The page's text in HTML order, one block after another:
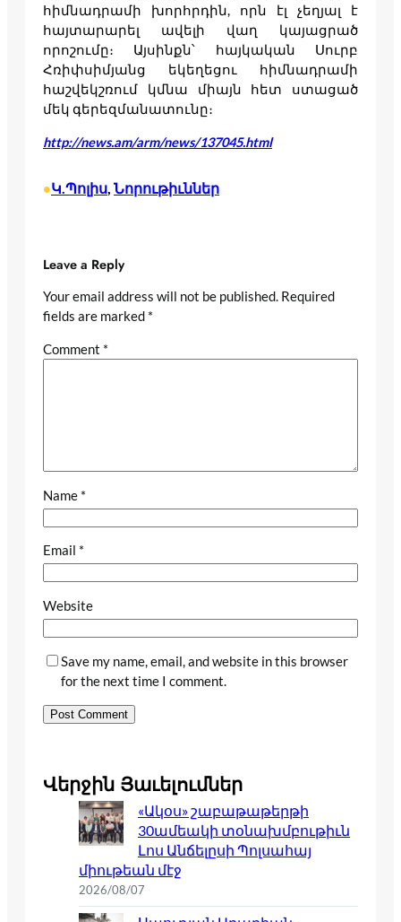
հիմնադրամի խորհրդին, որն էլ չեղյալ է
հայտարարել ավելի վաղ կայացրած
որոշումը։ Այսինքն՝ հայկական Սուրբ
Հռիփսիմյանց եկեղեցու հիմնադրամի
հաշվեկշռում կմնա միայն հետ ստացած
մեկ գերեզմանատունը։
http://news.am/arm/news/137045.html
•Կ.Պոլիս, Նորութիւններ
Leave a Reply
Your email address will not be published. Required
fields are marked *
Comment *
Name *
Email *
Website
Save my name, email, and website in this browser
for the next time I comment.
Վերջին Յաւելումներ
«Ակօս» շաբաթաթերթի
30ամեակի տօնախմբութիւն
Լոս Անճելըսի Պոլսահայ
միութեան մէջ
2026/08/07